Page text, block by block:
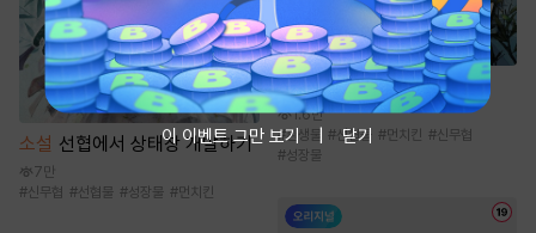
소설 선협에서 상태창 개발하기
7만
#신무협 #선협물 #성장물 #먼치킨
소설 환생 수선전 [단행본]
1.6만
#환생물 #선협물 #먼치킨 #신무협
#성장물
이 이벤트 그만 보기 닫기